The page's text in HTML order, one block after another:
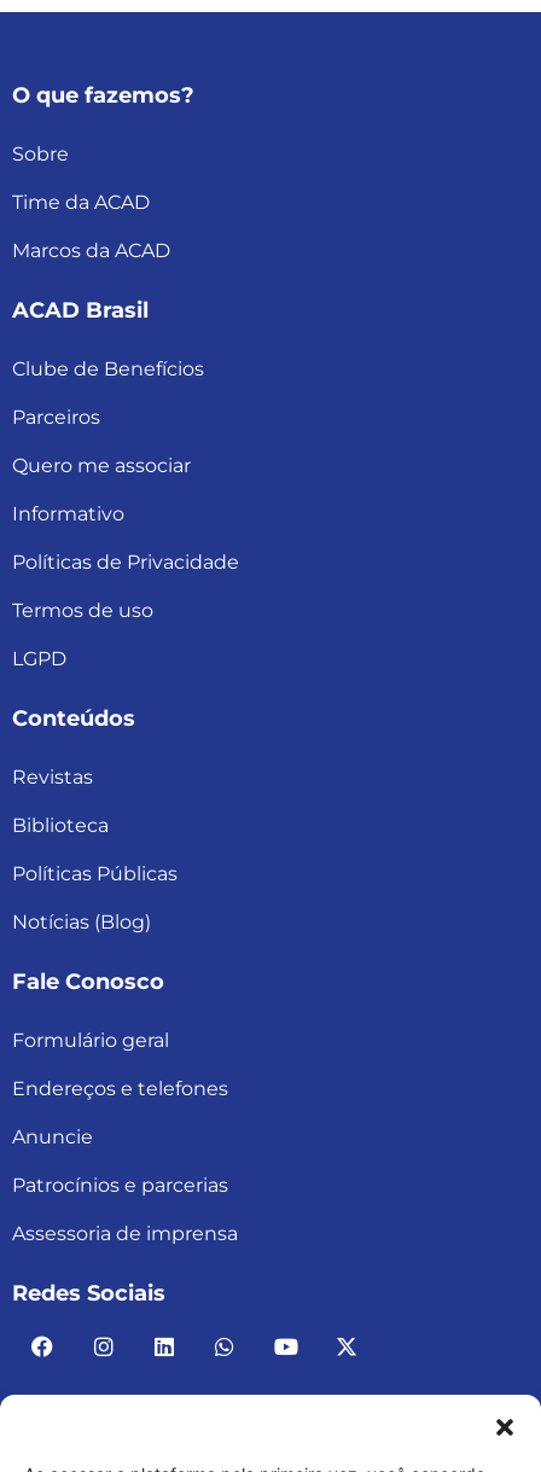
O que fazemos?
Sobre
Time da ACAD
Marcos da ACAD
ACAD Brasil
Clube de Benefícios
Parceiros
Quero me associar
Informativo
Políticas de Privacidade
Termos de uso
LGPD
Conteúdos
Revistas
Biblioteca
Políticas Públicas
Notícias (Blog)
Fale Conosco
Formulário geral
Endereços e telefones
Anuncie
Patrocínios e parcerias
Assessoria de imprensa
Redes Sociais